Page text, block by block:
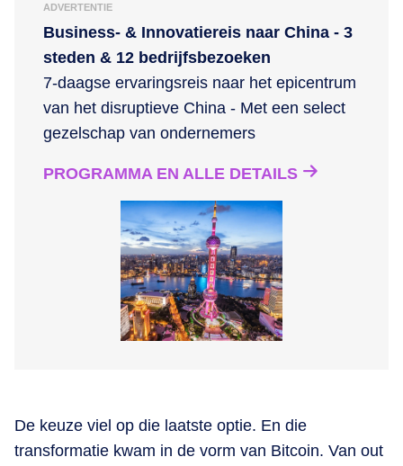
ADVERTENTIE
Business- & Innovatiereis naar China - 3
steden & 12 bedrijfsbezoeken
7-daagse ervaringsreis naar het epicentrum
van het disruptieve China - Met een select
gezelschap van ondernemers
PROGRAMMA EN ALLE DETAILS
De keuze viel op die laatste optie. En die
transformatie kwam in de vorm van Bitcoin. Van out